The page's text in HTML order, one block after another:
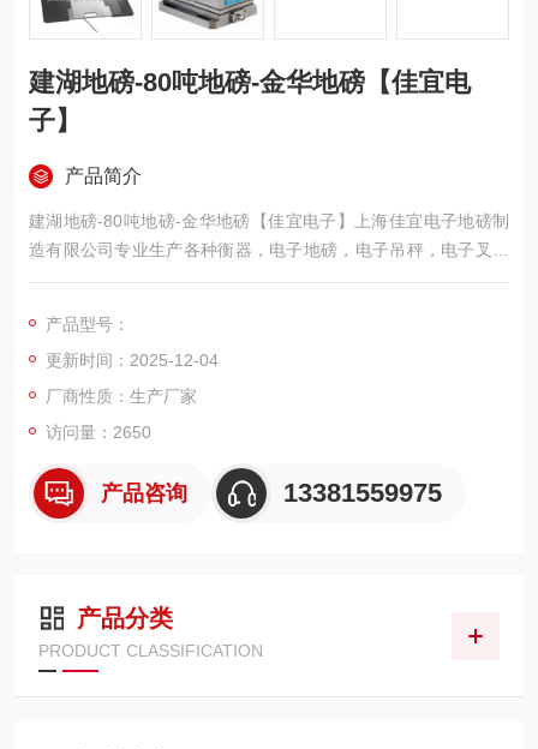
建湖地磅-80吨地磅-金华地磅【佳宜电
子】
产品简介
建湖地磅-80吨地磅-金华地磅【佳宜电子】上海佳宜电子地磅制
造有限公司专业生产各种衡器，电子地磅，电子吊秤，电子叉车
秤，电子汽车衡，移动地磅，超低地磅， 防爆地磅，带打印地
动式汽车衡，出口式地磅，欢迎新老客户前来咨询，
产品型号：
更新时间：2025-12-04
厂商性质：生产厂家
访问量：2650
产品咨询 13381559975
产品分类
PRODUCT CLASSIFICATION